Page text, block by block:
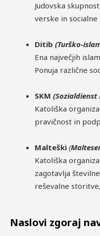
Judovska
verske in
Ditib (Turško-
Ena največjih
Ponuja različne
SKM (Sozialdienst
Katoliška
pravičnost in
Malteški (
Katoliška
zagotavlja
reševalne
Naslovi zgoraj